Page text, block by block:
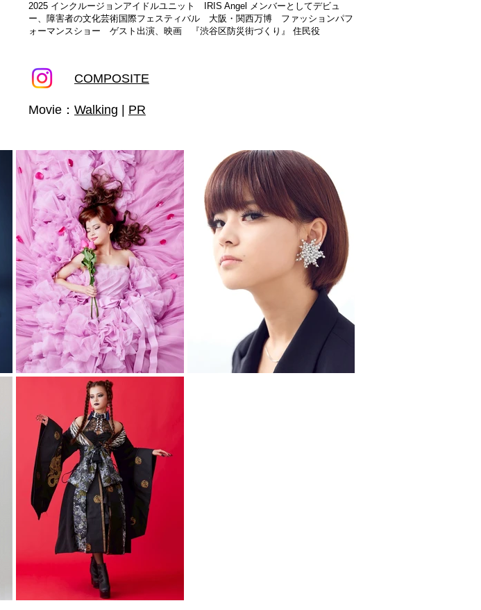
2025 インクルージョンアイドルユニット IRIS Angel メンバーとしてデビュ
ー、障害者の文化芸術国際フェスティバル 大阪・関西万博 ファッションパフ
ォーマンスショー ゲスト出演、映画 『渋谷区防災街づくり』 住民役
COMPOSITE
Movie： Walking PR